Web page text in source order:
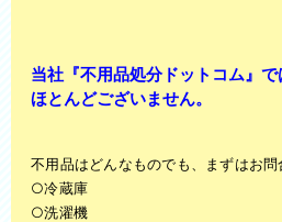
当社『不用品処分ドットコム』
ほとんどございません。
不用品はどんなものでも、まずはお問
○冷蔵庫
○洗濯機